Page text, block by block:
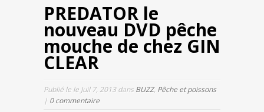
PREDATOR le
nouveau DVD pêche
mouche de chez GIN
CLEAR
Publié le le Juil 7, 2013 dans BUZZ, Pêche et poissons
| 0 commentaire